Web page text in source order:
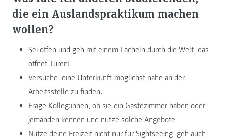
die ein Auslandspraktikum machen
wollen?
Sei offen und geh mit einem Lächeln durch die Welt, das
öffnet Türen!
Versuche, eine Unterkunft möglichst nahe an der
Arbeitsstelle zu finden.
Frage Kolleg:innen, ob sie ein Gästezimmer haben oder
jemanden kennen und nutze solche Angebote
Nutze deine Freizeit nicht nur für Sightseeing, geh auch